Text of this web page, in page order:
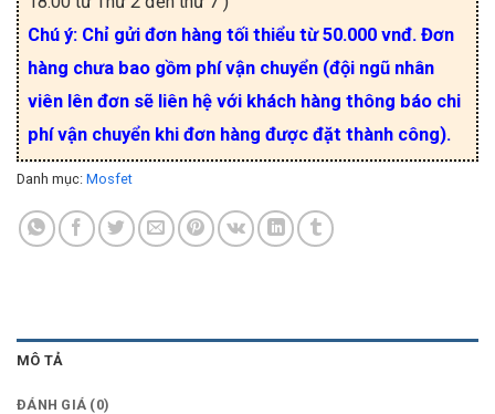
Chú ý: Chỉ gửi đơn hàng tối thiểu từ 50.000 vnđ. Đơn
hàng chưa bao gồm phí vận chuyển (đội ngũ nhân
viên lên đơn sẽ liên hệ với khách hàng thông báo chi
phí vận chuyển khi đơn hàng được đặt thành công).
Danh mục: Mosfet
MÔ TẢ
ĐÁNH GIÁ (0)